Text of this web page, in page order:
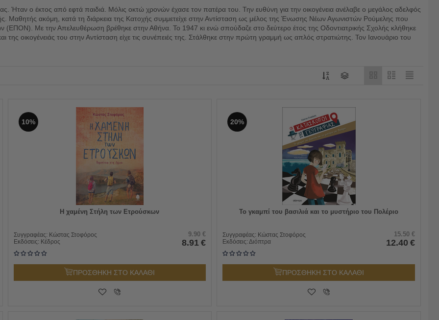
Ήταν ο έκτος από εφτά παιδιά. Μόλις οκτώ χρονών έχασε τον πατέρα του. Την ευθύνη για την οικογένεια ανέλαβε ο μεγάλος αδελφός
Μαθητής ακόμη, κατά τη διάρκεια της Κατοχής συμμετείχε στην Αντίσταση ως μέλος της Ένωσης Νέων Αγωνιστών Ρούμελης που
Με την Απελευθέρωση βρέθηκε στην Αθήνα. Το 1947 κι ενώ σπούδαζε στο δεύτερο έτος της Οδοντιατρικής Σχολής κλήθηκε
της οικογένειάς του στην Αντίσταση είχε τις συνέπειές της. Στάλθηκε στην πρώτη γραμμή ως απλός στρατιώτης. Τον Ιανουάριο του
10%
Η χαμένη Στήλη των Ετρούσκων
Συγγραφέας: Κώστας Στοφόρος
Εκδόσεις: Κέδρος
9.90 €
8.91 €
ΠΡΟΣΘΗΚΗ ΣΤΟ ΚΑΛΑΘΙ
20%
Το γκαμπί του βασιλιά και το μυστήριο του Πολέριο
Συγγραφέας: Κώστας Στοφόρος
Εκδόσεις:Διόπτρα
15.50 €
12.40 €
ΠΡΟΣΘΗΚΗ ΣΤΟ ΚΑΛΑΘΙ